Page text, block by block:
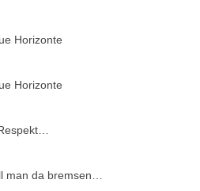
Horizonte
Horizonte
man da bremsen…